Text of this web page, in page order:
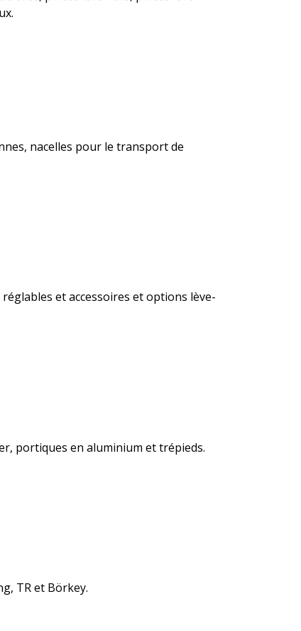
nacelles pour le transport de
et accessoires et options lève-
portiques en aluminium et trépieds.
TR et Börkey.